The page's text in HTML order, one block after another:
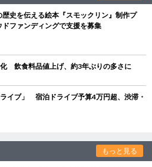
史を伝える絵本『スモックリン』制作プ
ファンディングで支援を募集
化 飲食料品値上げ、約3年ぶりの多さに
イブ」 宿泊ドライブ予算4万円超、渋滞・
もっと見る